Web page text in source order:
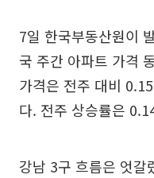
7일 한국부동산원이
국 주간 아파트 가격
가격은 전주 대비
다. 전주 상승률은
강남 3구 흐름은 엇